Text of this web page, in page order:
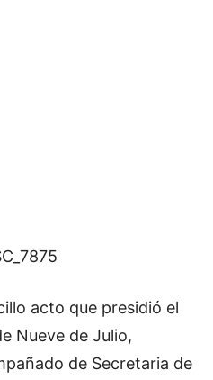
acto que presidió el
Nueve de Julio,
de Secretaria de